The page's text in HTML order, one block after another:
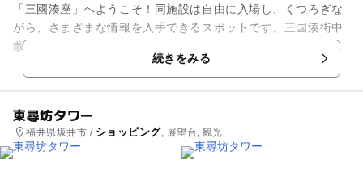
「三國湊座」へようこそ！同施設は自由に入場し、くつろぎな
がら、さまざまな情報を入手できるスポットです。三国湊街中
散策やクルージングやレンタサイクルなどの町中ツーリズムの
案内、食堂・甘味処としての...続きをみる
東尋坊タワー
福井県坂井市 / ショッピング, 展望台, 観光